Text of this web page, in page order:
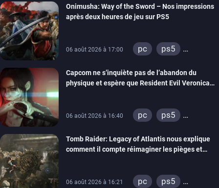
switch 2
Onimusha: Way of the Sword – Nos impressions
après deux heures de jeu sur PS5
06 août 2026 à 17:00 pc
ps5
switch 2
Capcom ne s’inquiète pas de l’abandon du
physique et espère que Resident Evil Veronica
06 août 2026 à 16:40 pc
ps5
switch 2
Tomb Raider: Legacy of Atlantis nous explique
comment il compte réimaginer les pièges et
06 août 2026 à 16:21 pc
ps5